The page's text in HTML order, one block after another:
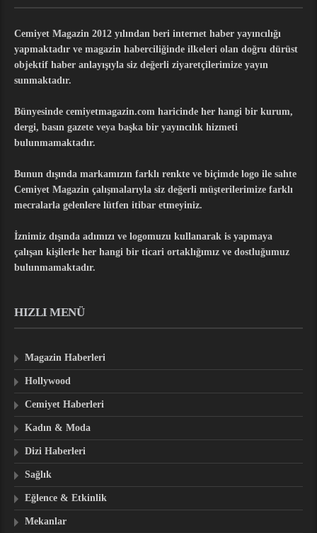
Cemiyet Magazin 2012 yılından beri internet haber yayıncılığı
yapmaktadır ve magazin haberciliğinde ilkeleri olan doğru dürüst
objektif haber anlayışıyla siz değerli ziyaretçilerimize yayın
sunmaktadır.
Bünyesinde cemiyetmagazin.com haricinde her hangi bir kurum,
dergi, basın gazete veya başka bir yayıncılık hizmeti
bulunmamaktadır.
Bunun dışında markamızın farklı renkte ve biçimde logo ile sahte
Cemiyet Magazin çalışmalarıyla siz değerli müşterilerimize farklı
mecralarla gelenlere lütfen itibar etmeyiniz.
İznimiz dışında adımızı ve logomuzu kullanarak is yapmaya
çalışan kişilerle her hangi bir ticari ortaklığımız ve dostluğumuz
bulunmamaktadır.
HIZLI MENÜ
Magazin Haberleri
Hollywood
Cemiyet Haberleri
Kadın & Moda
Dizi Haberleri
Sağlık
Eğlence & Etkinlik
Mekanlar